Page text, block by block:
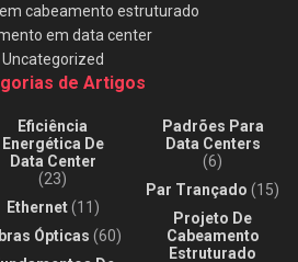
cabeamento estruturado
em data center
Uncategorized
de Artigos
Eficiência
Energética De
Data Center
(23)
Ethernet(11)
Ópticas (60)
Padrões Para
Data Centers
(6)
Par Trançado (15)
Projeto De
Cabeamento
Estruturado